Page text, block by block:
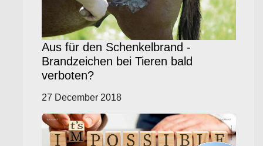
Aus für den Schenkelbrand -
Brandzeichen bei Tieren bald
verboten?
27 December 2018